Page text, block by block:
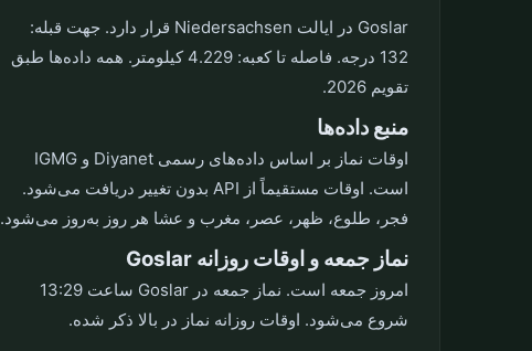
Goslar در ایالت Niedersachsen قرار دارد. جهت قبله:
132 درجه. فاصله تا کعبه: 4.229 کیلومتر. همه داده‌ها طبق
تقویم 2026.
منبع داده‌ها
اوقات نماز بر اساس داده‌های رسمی Diyanet و IGMG
است. اوقات مستقیماً از API بدون تغییر دریافت می‌شود.
فجر، طلوع، ظهر، عصر، مغرب و عشا هر روز به‌روز می‌شود.
نماز جمعه و اوقات روزانه Goslar
امروز جمعه است. نماز جمعه در Goslar ساعت 13:29
شروع می‌شود. اوقات روزانه نماز در بالا ذکر شده.